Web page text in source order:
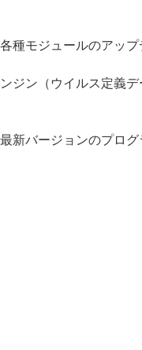
種モジュールのアッ
ジン（ウイルス定義
新バージョンのプロ